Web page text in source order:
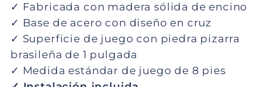
✓ Fabricada con madera sólida de encino
✓ Base de acero con diseño en cruz
✓ Superficie de juego con piedra pizarra
brasileña de 1 pulgada
✓ Medida estándar de juego de 8 pies